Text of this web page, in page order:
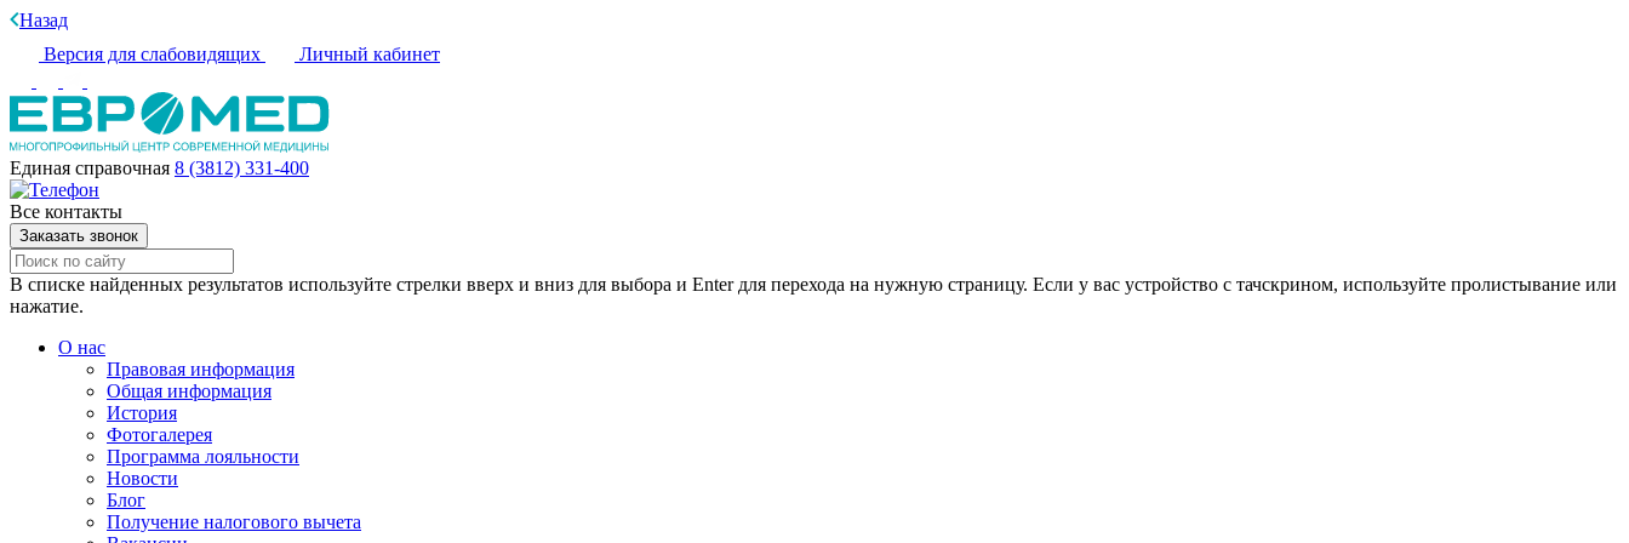
Назад
Версия для слабовидящих
Личный кабинет
Единая справочная 8 (3812) 331-400
Все контакты
Заказать звонок
В списке найденных результатов используйте стрелки вверх и вниз для выбора и Enter для перехода на нужную страницу. Если у вас устройство с тачскрином, используйте пролистывание или
нажатие.
О нас
Правовая информация
Общая информация
История
Фотогалерея
Программа лояльности
Новости
Блог
Получение налогового вычета